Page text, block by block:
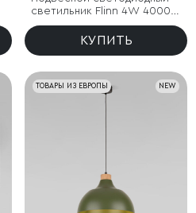
светильник Flinn 4W 4000К
черный
КУПИТЬ
NEW
ТОВАРЫ ИЗ ЕВРОПЫ